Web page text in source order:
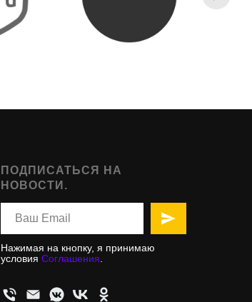
ПОДПИСАТЬСЯ НА
НОВОСТИ.
Нажимая на кнопку, я принимаю
условия Соглашения